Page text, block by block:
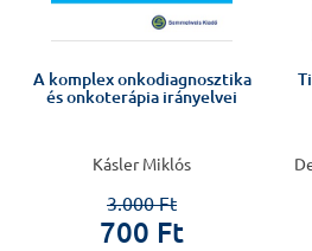
A komplex onkodiagnosztika
és onkoterápia irányelvei
Kásler Miklós
3.000 Ft
700 Ft